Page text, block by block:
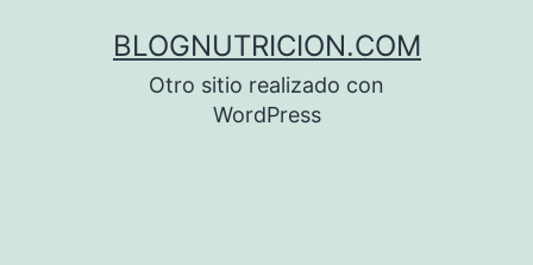
BLOGNUTRICION.COM
Otro sitio realizado con
WordPress